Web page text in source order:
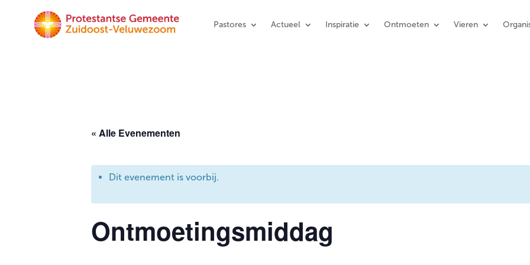
Pastores Actueel Inspiratie Ontmoeten Vieren
« Alle Evenementen
Dit evenement is voorbij.
Ontmoetingsmiddag